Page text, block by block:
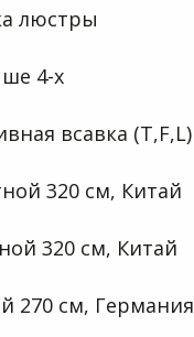
люстры
4-х
всавка (T,F,L)
320 см, Китай
320 см, Китай
270 см, Германия